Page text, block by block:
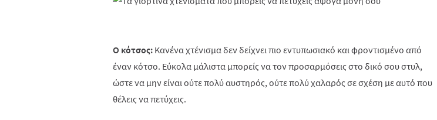
Ο κότσος: Κανένα χτένισμα δεν δείχνει πιο εντυπωσιακό και φροντισμένο από
έναν κότσο. Εύκολα μάλιστα μπορείς να τον προσαρμόσεις στο δικό σου στυλ,
ώστε να μην είναι ούτε πολύ αυστηρός, ούτε πολύ χαλαρός σε σχέση με αυτό που
θέλεις να πετύχεις.